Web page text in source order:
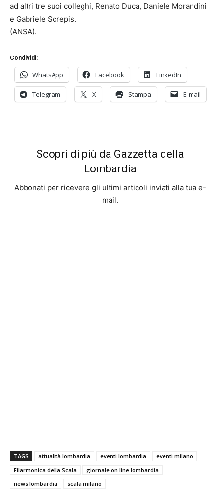
ad altri tre suoi colleghi, Renato Duca, Daniele Morandini
e Gabriele Screpis.
(ANSA).
Condividi:
WhatsApp Facebook LinkedIn
Telegram X Stampa E-mail
Scopri di più da Gazzetta della
Lombardia
Abbonati per ricevere gli ultimi articoli inviati alla tua e-
mail.
TAGS attualità lombardia eventi lombardia
eventi milano
Filarmonica della Scala
giornale on line lombardia
news lombardia
scala milano